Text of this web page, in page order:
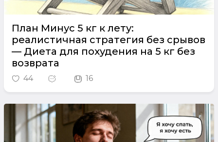
План Минус 5 кг к лету:
реалистичная стратегия без срывов
— Диета для похудения на 5 кг без
возврата
44 16